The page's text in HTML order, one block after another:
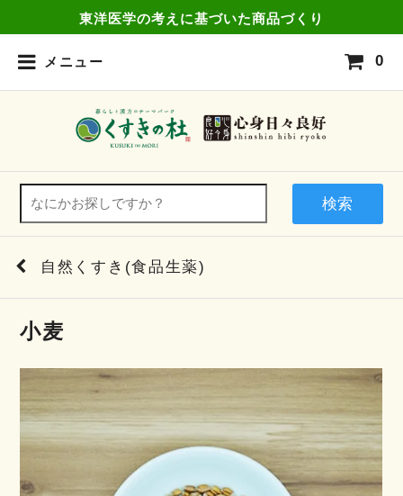
東洋医学の考えに基づいた商品づくり
メニュー 0
検索
自然くすき(食品生薬)
小麦